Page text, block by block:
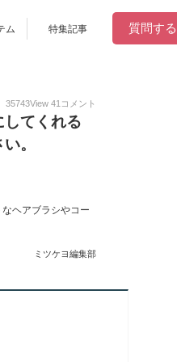
ム 特集記事 質問する
35743View 41 コメント
てくれる
。
ヘアブラシやコー
ミツケヨ編集部